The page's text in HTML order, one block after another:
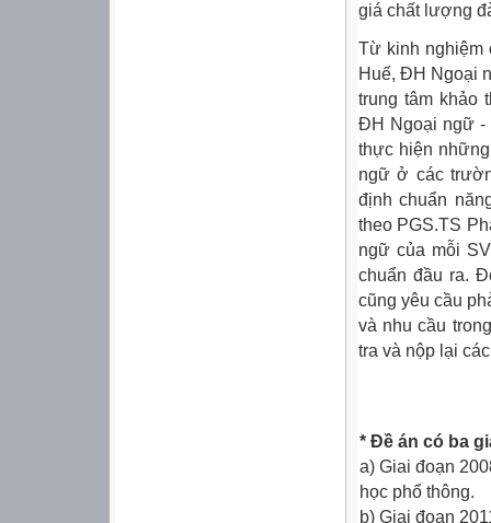
giá chất lượng
Từ kinh
Huế, ĐH Ngoại
trung tâm khảo
ĐH Ngoại ngữ -
thực hiện
ngữ ở các
định chuẩn
theo PGS.TS
ngữ của mỗi
chuẩn đầu ra.
cũng yêu cầu
và nhu cầu
tra và nộp lại
* Đề án có ba
a) Giai đoạn
học phổ thông.
b) Giai đoạn